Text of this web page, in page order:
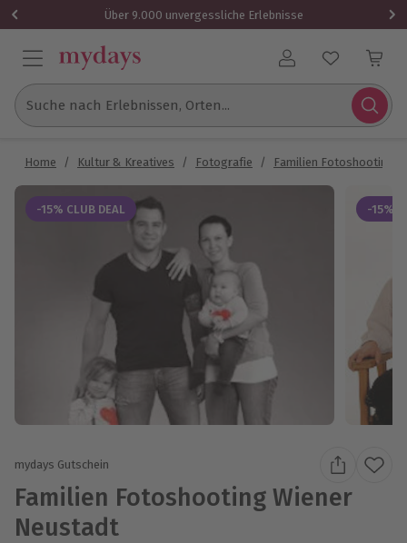
Über 9.000 unvergessliche Erlebnisse
Benutzerkonto
Suche nach Erlebnissen, Orten...
Home / Kultur & Kreatives / Fotografie / Familien Fotoshooting
-15% CLUB DEAL -15%
mydays Gutschein
Familien Fotoshooting Wiener
Neustadt